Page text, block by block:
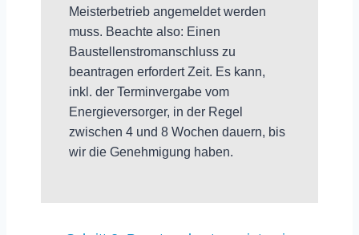
Meisterbetrieb angemeldet werden
muss. Beachte also: Einen
Baustellenstromanschluss zu
beantragen erfordert Zeit. Es kann,
inkl. der Terminvergabe vom
Energieversorger, in der Regel
zwischen 4 und 8 Wochen dauern, bis
wir die Genehmigung haben.